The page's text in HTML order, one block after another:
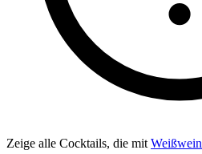
Zeige alle Cocktails, die mit Weißwein